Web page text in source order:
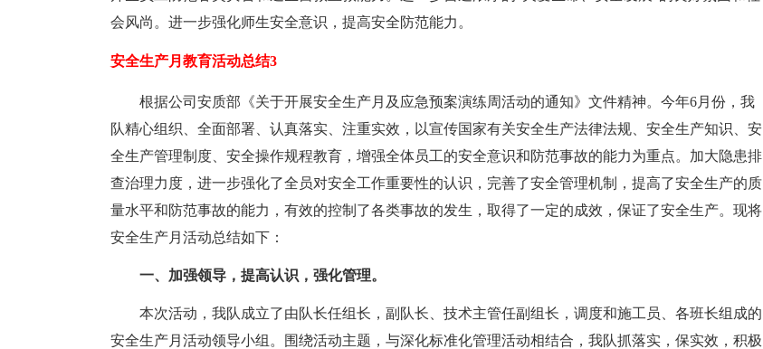
会风尚。进一步强化师生安全意识，提高安全防范能力。
安全生产月教育活动总结3
根据公司安质部《关于开展安全生产月及应急预案演练周活动的通知》文件精神。今年6月份，我
队精心组织、全面部署、认真落实、注重实效，以宣传国家有关安全生产法律法规、安全生产知识、安
全生产管理制度、安全操作规程教育，增强全体员工的安全意识和防范事故的能力为重点。加大隐患排
查治理力度，进一步强化了全员对安全工作重要性的认识，完善了安全管理机制，提高了安全生产的质
量水平和防范事故的能力，有效的控制了各类事故的发生，取得了一定的成效，保证了安全生产。现将
安全生产月活动总结如下：
一、加强领导，提高认识，强化管理。
本次活动，我队成立了由队长任组长，副队长、技术主管任副组长，调度和施工员、各班长组成的
安全生产月活动领导小组。围绕活动主题，与深化标准化管理活动相结合，我队抓落实，保实效，积极